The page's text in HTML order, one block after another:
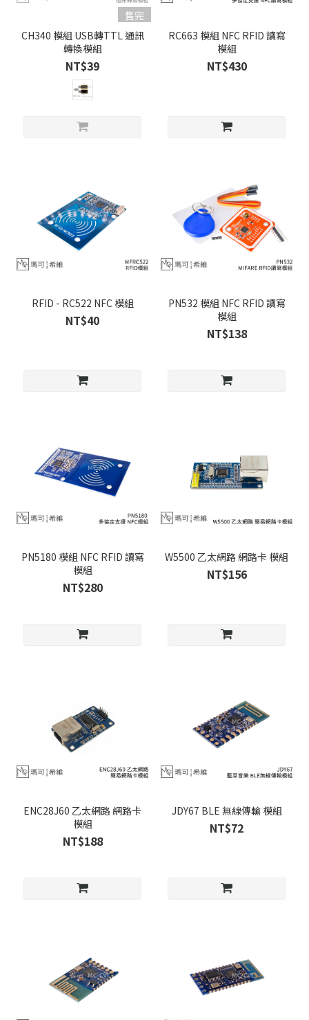
售完
CH340 模組 USB轉TTL 通訊
轉換模組
NT$39
RC663 模組 NFC RFID 讀寫
模組
NT$430
RFID - RC522 NFC 模組
NT$40
PN532 模組 NFC RFID 讀寫
模組
NT$138
PN5180 模組 NFC RFID 讀寫
模組
NT$280
W5500 乙太網路 網路卡 模組
NT$156
ENC28J60 乙太網路 網路卡
模組
NT$188
JDY67 BLE 無線傳輸 模組
NT$72